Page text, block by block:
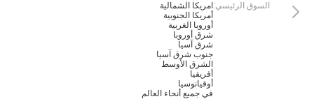
السوق الرئيسي: امريكا الشمالية
أمريكا الجنوبية
أوروبا الغربية
شرق أوروبا
شرق آسيا
جنوب شرق آسيا
الشرق الأوسط
أفريقيا
أوقيانوسيا
في جميع أنحاء العالم